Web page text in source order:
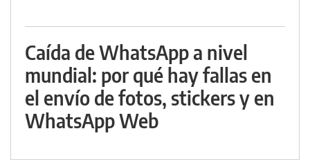
Caída de WhatsApp a nivel
mundial: por qué hay fallas en
el envío de fotos, stickers y en
WhatsApp Web